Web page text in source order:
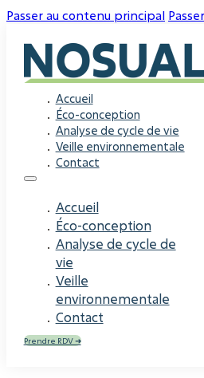
Passer au contenu principal
Accueil
Éco-conception
Analyse de cycle de vie
Veille environnementale
Contact
Accueil
Éco-conception
Analyse de cycle de
vie
Veille
environnementale
Contact
Prendre RDV ➜